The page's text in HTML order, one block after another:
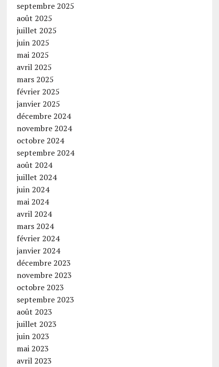
septembre 2025
août 2025
juillet 2025
juin 2025
mai 2025
avril 2025
mars 2025
février 2025
janvier 2025
décembre 2024
novembre 2024
octobre 2024
septembre 2024
août 2024
juillet 2024
juin 2024
mai 2024
avril 2024
mars 2024
février 2024
janvier 2024
décembre 2023
novembre 2023
octobre 2023
septembre 2023
août 2023
juillet 2023
juin 2023
mai 2023
avril 2023